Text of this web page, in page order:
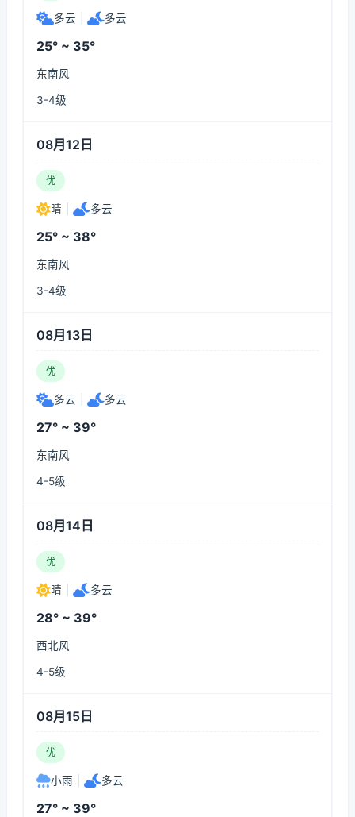
多云 多云
25° ~ 35°
东南风
3-4级
08月12日
优
晴 多云
25° ~ 38°
东南风
3-4级
08月13日
优
多云 多云
27° ~ 39°
东南风
4-5级
08月14日
优
晴 多云
28° ~ 39°
西北风
4-5级
08月15日
优
小雨 多云
27° ~ 39°